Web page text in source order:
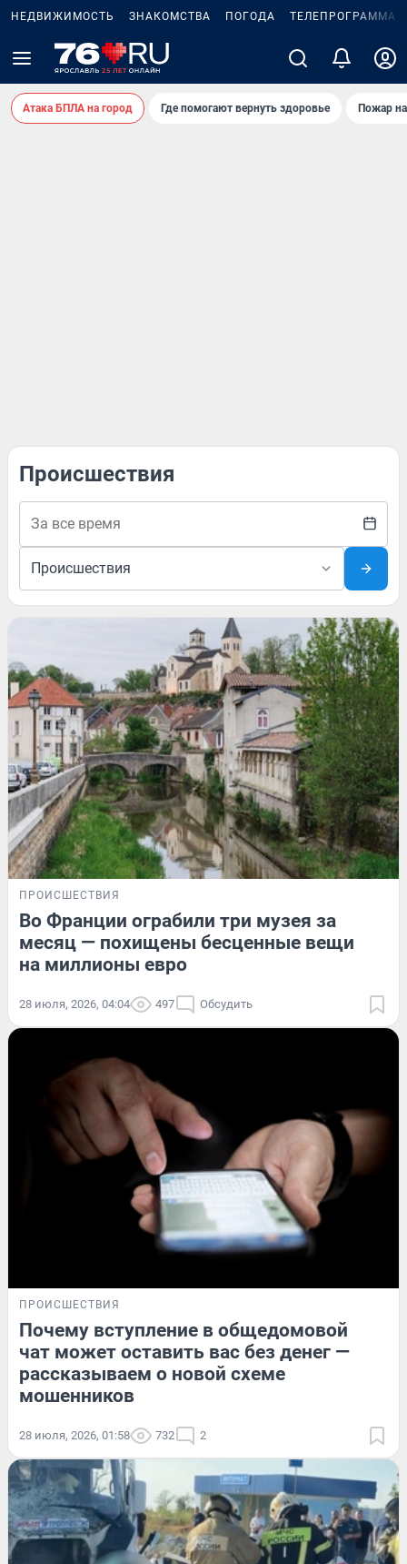
НЕДВИЖИМОСТЬ ЗНАКОМСТВА ПОГОДА ТЕЛЕПРОГРАММА
Атака БПЛА на город Где помогают вернуть здоровье Пожар
Происшествия
ПРОИСШЕСТВИЯ
Во Франции ограбили три музея за
месяц — похищены бесценные вещи
на миллионы евро
28 июля, 2026, 04:04 497 Обсудить
ПРОИСШЕСТВИЯ
Почему вступление в общедомовой
чат может оставить вас без денег —
рассказываем о новой схеме
мошенников
28 июля, 2026, 01:58 732 2